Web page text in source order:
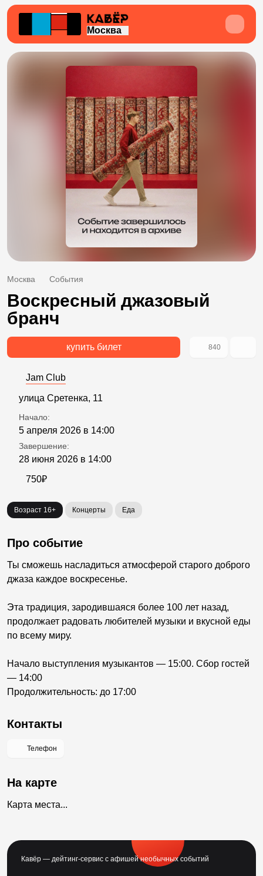
Москва
Москва События
Воскресный джазовый
бранч
купить билет 840
Jam Club
улица Сретенка, 11
Начало:
5 апреля 2026 в 14:00
Завершение:
28 июня 2026 в 14:00
750₽
Возраст 16+ Концерты Еда
Про событие
Ты сможешь насладиться атмосферой старого доброго
джаза каждое воскресенье.
Эта традиция, зародившаяся более 100 лет назад,
продолжает радовать любителей музыки и вкусной еды
по всему миру.
Начало выступления музыкантов — 15:00. Сбор гостей
— 14:00
Продолжительность: до 17:00
Контакты
Телефон
На карте
Карта места...
Кавёр — дейтинг-сервис с афишей необычных событий